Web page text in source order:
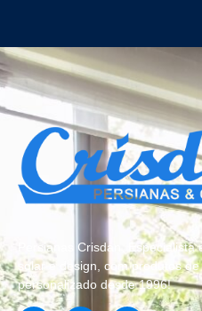
Persianas Crisdan,
solar e design, com produtos
personalizado desde 1996!